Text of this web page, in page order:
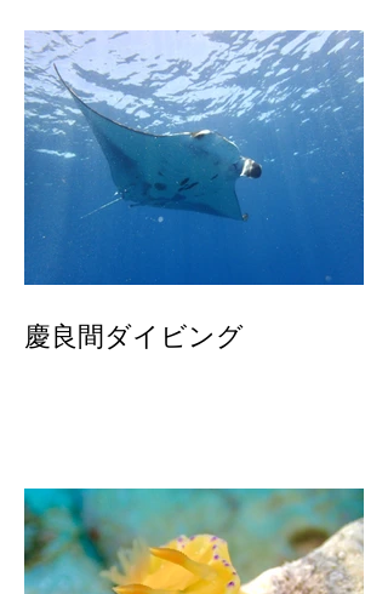
慶良間ダイビング